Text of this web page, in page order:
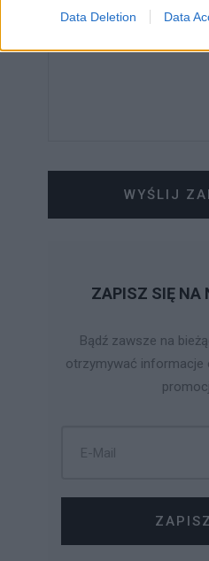
Data Deletion Data
WYŚLIJ
ZAPISZ SIĘ NA
Bądź zawsze na
otrzymywać informacje